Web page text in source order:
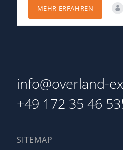
MEHR ERFAHREN
info@overland-
+49 172 35 46
SITEMAP